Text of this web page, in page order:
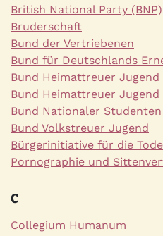
British National Party (BNP)
Bruderschaft
Bund der Vertriebenen
Bund für Deutschlands
Bund Heimattreuer Jugend
Bund Heimattreuer Jugend
Bund Nationaler Studenten
Bund Volkstreuer Jugend
Bürgerinitiative für die
Pornographie und
C
Collegium Humanum